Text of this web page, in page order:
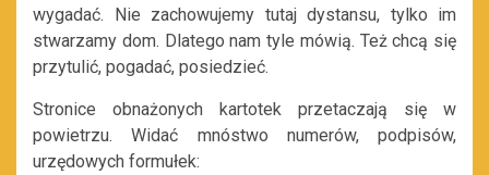
wygadać. Nie zachowujemy tutaj dystansu, tylko im
stwarzamy dom. Dlatego nam tyle mówią. Też chcą się
przytulić, pogadać, posiedzieć.
Stronice obnażonych kartotek przetaczają się w
powietrzu. Widać mnóstwo numerów, podpisów,
urzędowych formułek: